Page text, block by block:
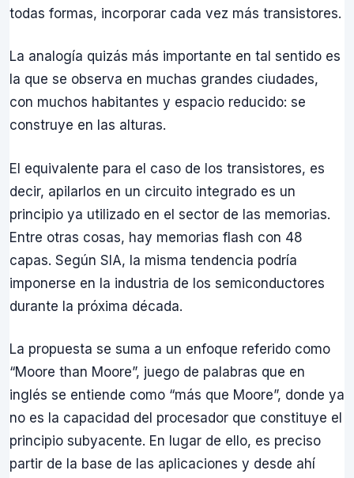
todas formas, incorporar cada vez más transistores.
La analogía quizás más importante en tal sentido es
la que se observa en muchas grandes ciudades,
con muchos habitantes y espacio reducido: se
construye en las alturas.
El equivalente para el caso de los transistores, es
decir, apilarlos en un circuito integrado es un
principio ya utilizado en el sector de las memorias.
Entre otras cosas, hay memorias flash con 48
capas. Según SIA, la misma tendencia podría
imponerse en la industria de los semiconductores
durante la próxima década.
La propuesta se suma a un enfoque referido como
“Moore than Moore”, juego de palabras que en
inglés se entiende como “más que Moore”, donde ya
no es la capacidad del procesador que constituye el
principio subyacente. En lugar de ello, es preciso
partir de la base de las aplicaciones y desde ahí